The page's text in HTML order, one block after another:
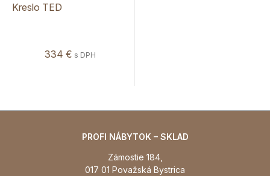
Kreslo TED
334 € s DPH
PROFI NÁBYTOK – SKLAD
Zámostie 184,
017 01 Považská Bystrica